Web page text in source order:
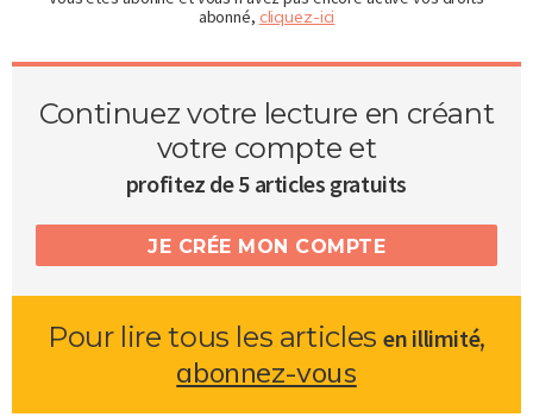
abonné, cliquez-ici
Continuez votre lecture en créant
votre compte et
profitez de 5 articles gratuits
JE CRÉE MON COMPTE
Pour lire tous les articlesen illimité,
abonnez-vous